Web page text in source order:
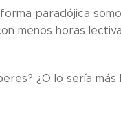
paradójica
menos horas
¿O lo sería